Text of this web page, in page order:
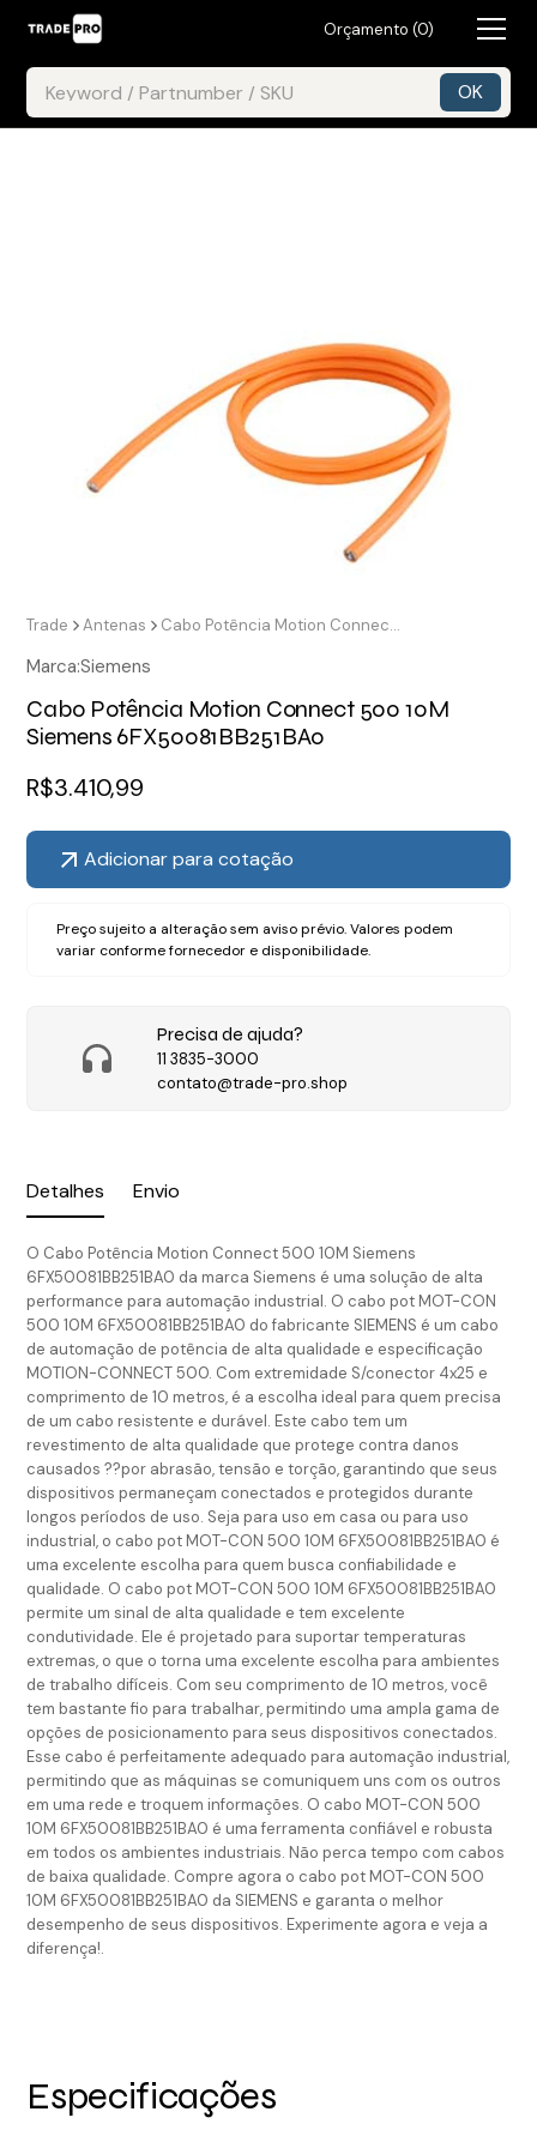
Orçamento (0)
Detalhes Envio
O Cabo Potência Motion Connect 500 10M Siemens
6FX50081BB251BA0 da marca Siemens é uma solução de alta
performance para automação industrial. O cabo pot MOT-CON
500 10M 6FX50081BB251BA0 do fabricante SIEMENS é um cabo
de automação de potência de alta qualidade e especificação
MOTION-CONNECT 500. Com extremidade S/conector 4x25 e
comprimento de 10 metros, é a escolha ideal para quem precisa
de um cabo resistente e durável. Este cabo tem um
revestimento de alta qualidade que protege contra danos
causados ??por abrasão, tensão e torção, garantindo que seus
dispositivos permaneçam conectados e protegidos durante
longos períodos de uso. Seja para uso em casa ou para uso
industrial, o cabo pot MOT-CON 500 10M 6FX50081BB251BA0 é
uma excelente escolha para quem busca confiabilidade e
qualidade. O cabo pot MOT-CON 500 10M 6FX50081BB251BA0
permite um sinal de alta qualidade e tem excelente
condutividade. Ele é projetado para suportar temperaturas
extremas, o que o torna uma excelente escolha para ambientes
de trabalho difíceis. Com seu comprimento de 10 metros, você
tem bastante fio para trabalhar, permitindo uma ampla gama de
opções de posicionamento para seus dispositivos conectados.
Esse cabo é perfeitamente adequado para automação industrial,
permitindo que as máquinas se comuniquem uns com os outros
em uma rede e troquem informações. O cabo MOT-CON 500
10M 6FX50081BB251BA0 é uma ferramenta confiável e robusta
em todos os ambientes industriais. Não perca tempo com cabos
de baixa qualidade. Compre agora o cabo pot MOT-CON 500
10M 6FX50081BB251BA0 da SIEMENS e garanta o melhor
desempenho de seus dispositivos. Experimente agora e veja a
diferença!.
Trade Antenas Cabo Potência Motion Connect 500 10M Siemens 6FX50081BB251BA0
Marca:Siemens
Cabo Potência Motion Connect 500 10M
Siemens 6FX50081BB251BA0
R$3.410,99
Adicionar para cotação
Preço sujeito a alteração sem aviso prévio. Valores podem
variar conforme fornecedor e disponibilidade.
Precisa de ajuda?
11 3835-3000
contato@trade-pro.shop
Especificações